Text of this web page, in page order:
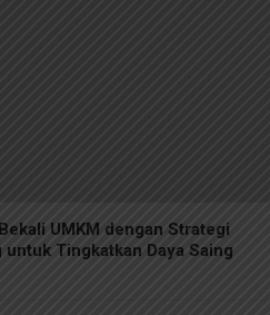
UMKM dengan Strategi
Tingkatkan Daya Saing